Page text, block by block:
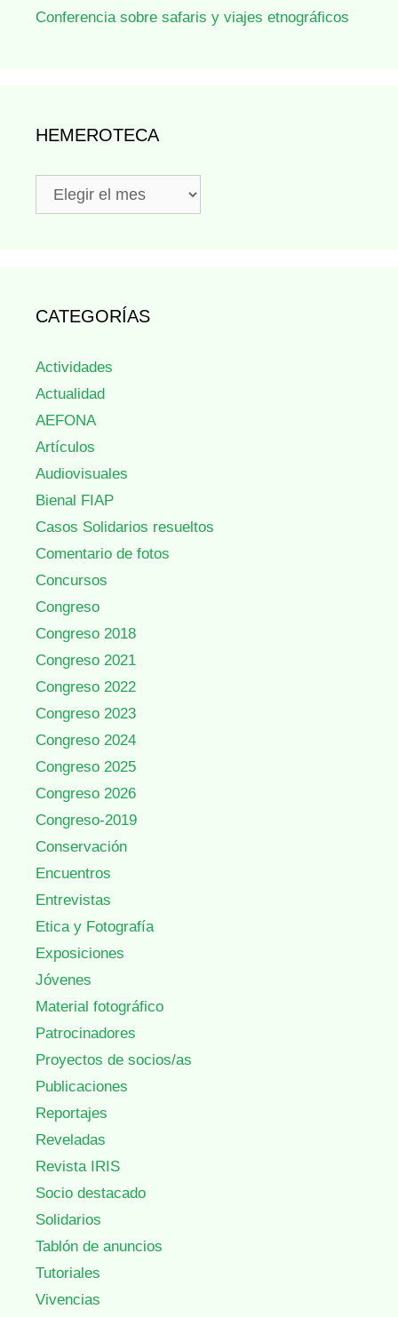
Conferencia sobre safaris y viajes etnográficos
HEMEROTECA
Hemeroteca
CATEGORÍAS
Actividades
Actualidad
AEFONA
Artículos
Audiovisuales
Bienal FIAP
Casos Solidarios resueltos
Comentario de fotos
Concursos
Congreso
Congreso 2018
Congreso 2021
Congreso 2022
Congreso 2023
Congreso 2024
Congreso 2025
Congreso 2026
Congreso-2019
Conservación
Encuentros
Entrevistas
Etica y Fotografía
Exposiciones
Jóvenes
Material fotográfico
Patrocinadores
Proyectos de socios/as
Publicaciones
Reportajes
Reveladas
Revista IRIS
Socio destacado
Solidarios
Tablón de anuncios
Tutoriales
Vivencias